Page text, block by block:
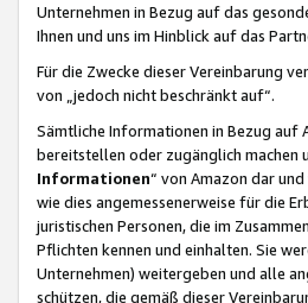
Unternehmen in Bezug auf das
Ihnen und uns im Hinblick auf das
Für die Zwecke dieser Vereinbarung
von „jedoch nicht beschränkt auf“.
Sämtliche Informationen in Bezug auf
bereitstellen oder zugänglich machen
Informationen“ von Amazon dar
wie dies angemessenerweise für die
juristischen Personen, die im
Pflichten kennen und einhalten. Sie
Unternehmen) weitergeben und alle
schützen, die gemäß dieser